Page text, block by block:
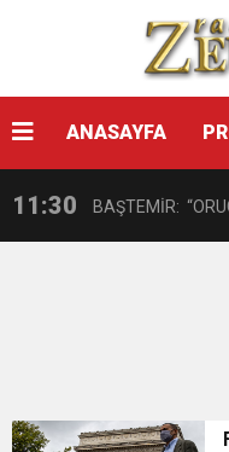
ANASAYFA
Gaziantep FK o
11:59 GÖĞÜS
LİSELİLERE
11:30 BAŞTEMİR:
Edilebilmektedir.
12:37 BÜYÜKŞEHİR,